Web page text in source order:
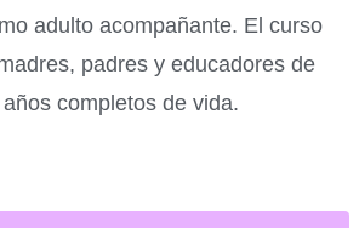
adulto acompañante. El curso
padres y educadores de
completos de vida.